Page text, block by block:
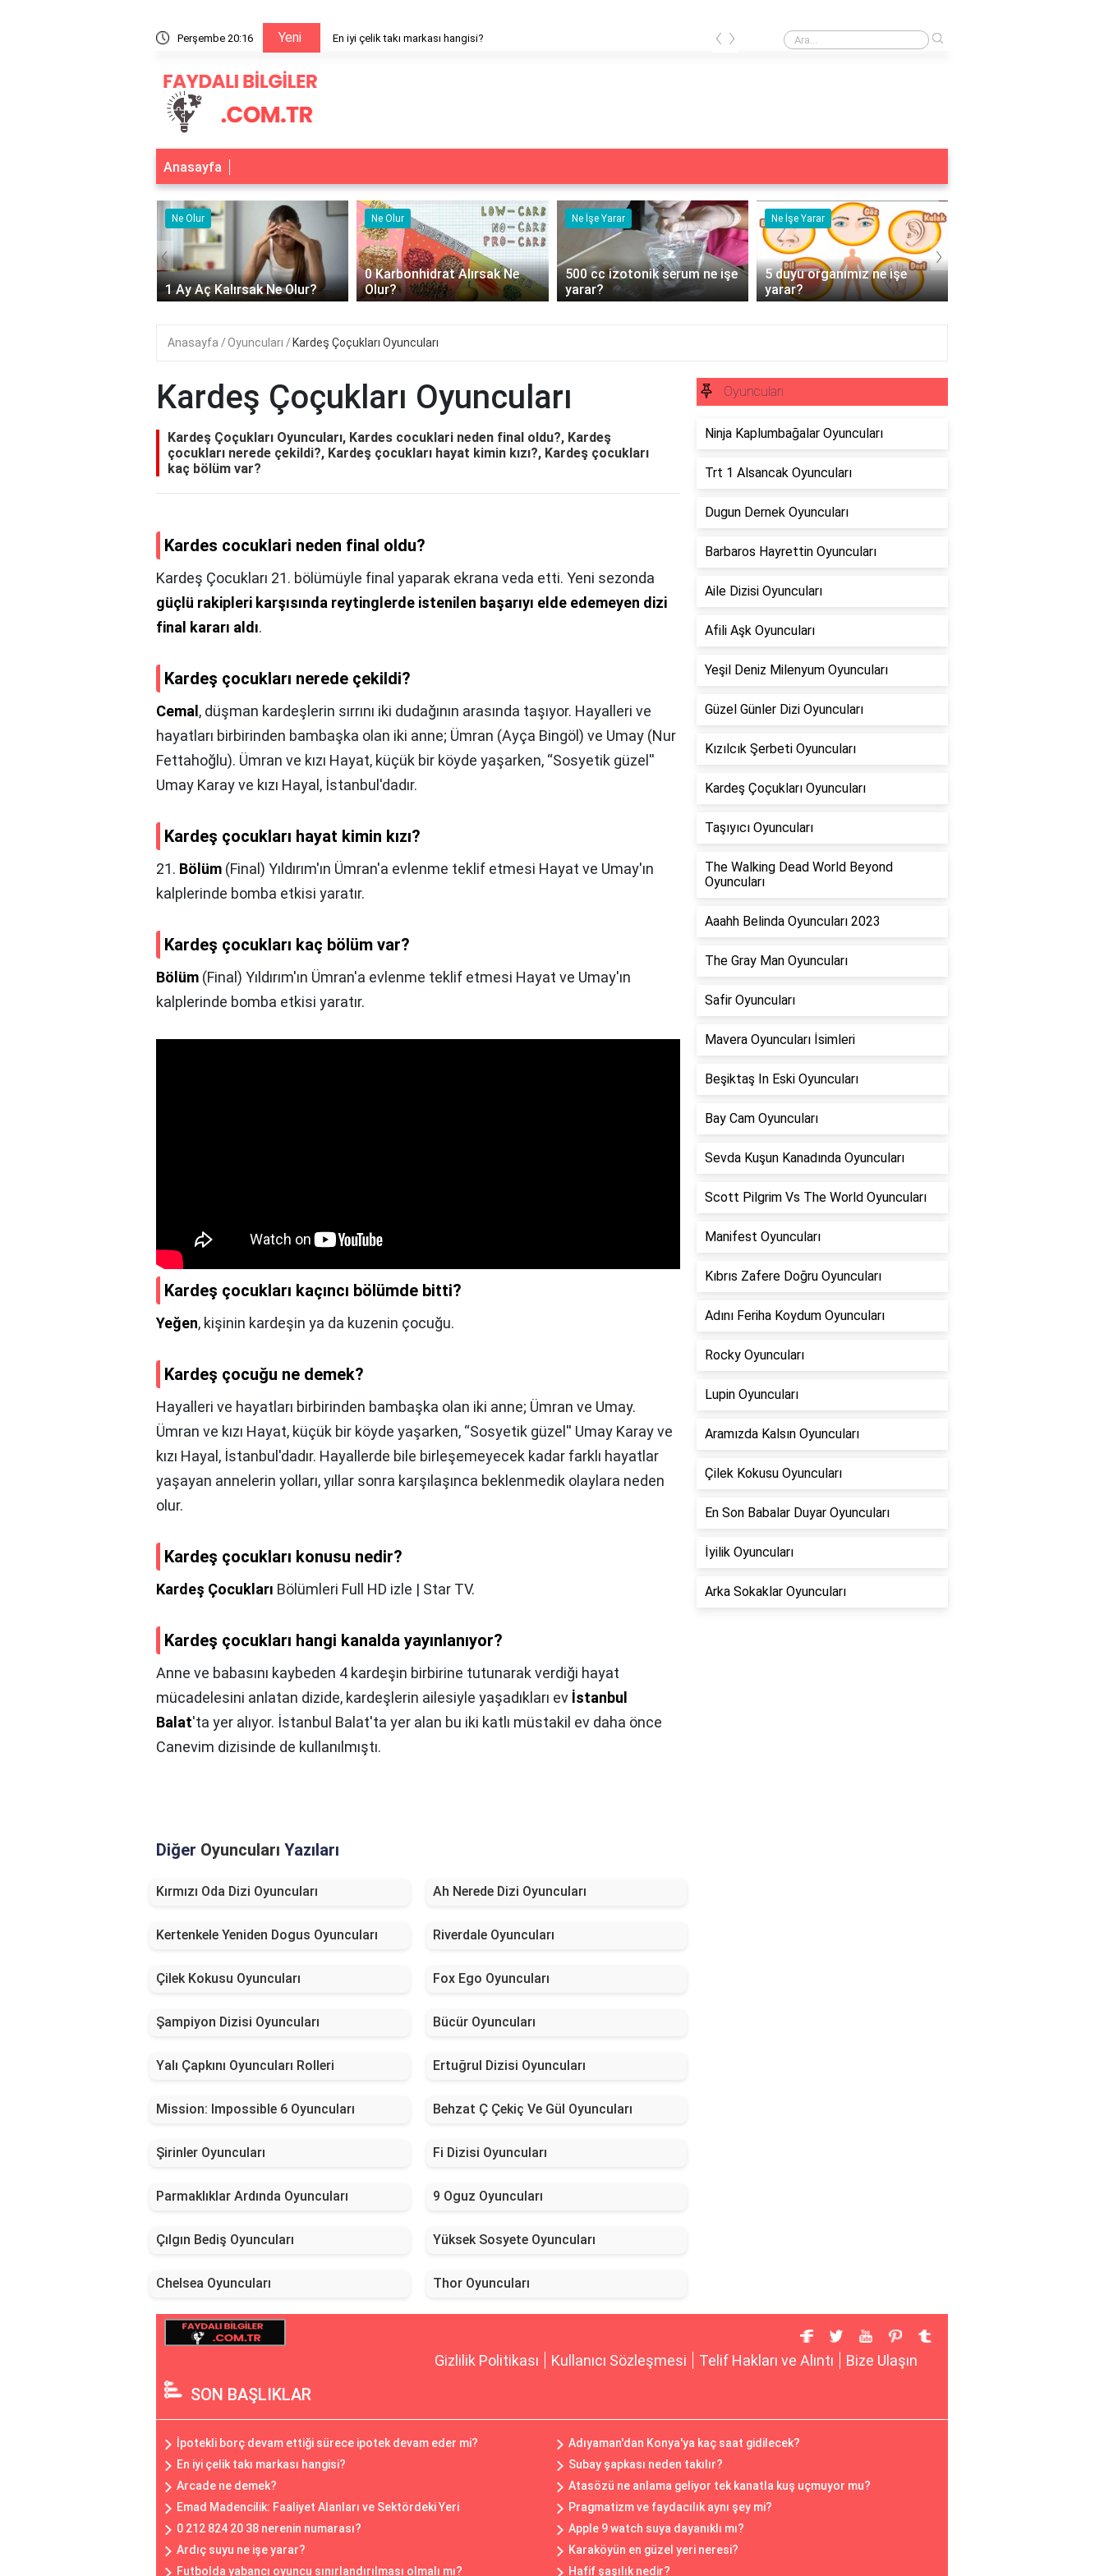
Perşembe 20:16 Yeni En iyi çelik takı markası hangisi? En iyi çelik takı markası hangisi?
‹ ›
Anasayfa
Ne Olur
1 Ay Aç Kalırsak Ne Olur?
Ne Olur
0 Karbonhidrat Alırsak Ne
Olur?
Ne İşe Yarar
500 cc izotonik serum ne işe
yarar?
Ne İşe Yarar
5 duyu organımız ne işe
yarar?
‹ ›
Anasayfa Oyuncuları Kardeş Çoçukları Oyuncuları
Kardeş Çoçukları Oyuncuları
Kardeş Çoçukları Oyuncuları, Kardes cocuklari neden final oldu?, Kardeş
çocukları nerede çekildi?, Kardeş çocukları hayat kimin kızı?, Kardeş çocukları
kaç bölüm var?
Kardes cocuklari neden final oldu?
Kardeş Çocukları 21. bölümüyle final yaparak ekrana veda etti. Yeni sezonda
güçlü rakipleri karşısında reytinglerde istenilen başarıyı elde edemeyen dizi
final kararı aldı.
Kardeş çocukları nerede çekildi?
Cemal , düşman kardeşlerin sırrını iki dudağının arasında taşıyor. Hayalleri ve
hayatları birbirinden bambaşka olan iki anne; Ümran (Ayça Bingöl) ve Umay (Nur
Fettahoğlu). Ümran ve kızı Hayat, küçük bir köyde yaşarken, “Sosyetik güzel''
Umay Karay ve kızı Hayal, İstanbul'dadır.
Kardeş çocukları hayat kimin kızı?
21. Bölüm (Final) Yıldırım'ın Ümran'a evlenme teklif etmesi Hayat ve Umay'ın
kalplerinde bomba etkisi yaratır.
Kardeş çocukları kaç bölüm var?
Bölüm (Final) Yıldırım'ın Ümran'a evlenme teklif etmesi Hayat ve Umay'ın
kalplerinde bomba etkisi yaratır.
Kardeş çocukları kaçıncı bölümde bitti?
Yeğen, kişinin kardeşin ya da kuzenin çocuğu.
Kardeş çocuğu ne demek?
Hayalleri ve hayatları birbirinden bambaşka olan iki anne; Ümran ve Umay.
Ümran ve kızı Hayat, küçük bir köyde yaşarken, “Sosyetik güzel'' Umay Karay ve
kızı Hayal, İstanbul'dadır. Hayallerde bile birleşemeyecek kadar farklı hayatlar
yaşayan annelerin yolları, yıllar sonra karşılaşınca beklenmedik olaylara neden
olur.
Kardeş çocukları konusu nedir?
Kardeş Çocukları Bölümleri Full HD izle | Star TV.
Kardeş çocukları hangi kanalda yayınlanıyor?
Anne ve babasını kaybeden 4 kardeşin birbirine tutunarak verdiği hayat
mücadelesini anlatan dizide, kardeşlerin ailesiyle yaşadıkları ev İstanbul
Balat'ta yer alıyor. İstanbul Balat'ta yer alan bu iki katlı müstakil ev daha önce
Canevim dizisinde de kullanılmıştı.
Diğer Oyuncuları Yazıları
Kırmızı Oda Dizi Oyuncuları Ah Nerede Dizi Oyuncuları
Kertenkele Yeniden Dogus Oyuncuları Riverdale Oyuncuları
Çilek Kokusu Oyuncuları Fox Ego Oyuncuları
Şampiyon Dizisi Oyuncuları Bücür Oyuncuları
Yalı Çapkını Oyuncuları Rolleri Ertuğrul Dizisi Oyuncuları
Mission: Impossible 6 Oyuncuları Behzat Ç Çekiç Ve Gül Oyuncuları
Şirinler Oyuncuları Fi Dizisi Oyuncuları
Parmaklıklar Ardında Oyuncuları 9 Oguz Oyuncuları
Çılgın Bediş Oyuncuları Yüksek Sosyete Oyuncuları
Chelsea Oyuncuları Thor Oyuncuları
Oyuncuları
Ninja Kaplumbağalar Oyuncuları
Trt 1 Alsancak Oyuncuları
Dugun Dernek Oyuncuları
Barbaros Hayrettin Oyuncuları
Aile Dizisi Oyuncuları
Afili Aşk Oyuncuları
Yeşil Deniz Milenyum Oyuncuları
Güzel Günler Dizi Oyuncuları
Kızılcık Şerbeti Oyuncuları
Kardeş Çoçukları Oyuncuları
Taşıyıcı Oyuncuları
The Walking Dead World Beyond
Oyuncuları
Aaahh Belinda Oyuncuları 2023
The Gray Man Oyuncuları
Safir Oyuncuları
Mavera Oyuncuları İsimleri
Beşiktaş In Eski Oyuncuları
Bay Cam Oyuncuları
Sevda Kuşun Kanadında Oyuncuları
Scott Pilgrim Vs The World Oyuncuları
Manifest Oyuncuları
Kıbrıs Zafere Doğru Oyuncuları
Adını Feriha Koydum Oyuncuları
Rocky Oyuncuları
Lupin Oyuncuları
Aramızda Kalsın Oyuncuları
Çilek Kokusu Oyuncuları
En Son Babalar Duyar Oyuncuları
İyilik Oyuncuları
Arka Sokaklar Oyuncuları
Gizlilik Politikası Kullanıcı Sözleşmesi Telif Hakları ve Alıntı Bize Ulaşın
SON BAŞLIKLAR
İpotekli borç devam ettiği sürece ipotek devam eder mi?
Adıyaman'dan Konya'ya kaç saat gidilecek?
En iyi çelik takı markası hangisi?
Subay şapkası neden takılır?
Arcade ne demek?
Atasözü ne anlama geliyor tek kanatla kuş uçmuyor mu?
Emad Madencilik: Faaliyet Alanları ve Sektördeki Yeri
Pragmatizm ve faydacılık aynı şey mi?
0 212 824 20 38 nerenin numarası?
Apple 9 watch suya dayanıklı mı?
Ardıç suyu ne işe yarar?
Karaköyün en güzel yeri neresi?
Futbolda yabancı oyuncu sınırlandırılması olmalı mı?
Hafif şaşılık nedir?